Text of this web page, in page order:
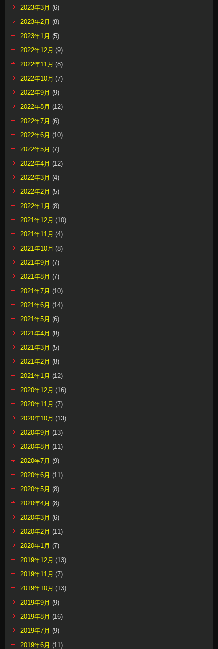
2023年3月 (6)
2023年2月 (8)
2023年1月 (5)
2022年12月 (9)
2022年11月 (8)
2022年10月 (7)
2022年9月 (9)
2022年8月 (12)
2022年7月 (6)
2022年6月 (10)
2022年5月 (7)
2022年4月 (12)
2022年3月 (4)
2022年2月 (5)
2022年1月 (8)
2021年12月 (10)
2021年11月 (4)
2021年10月 (8)
2021年9月 (7)
2021年8月 (7)
2021年7月 (10)
2021年6月 (14)
2021年5月 (6)
2021年4月 (8)
2021年3月 (5)
2021年2月 (8)
2021年1月 (12)
2020年12月 (16)
2020年11月 (7)
2020年10月 (13)
2020年9月 (13)
2020年8月 (11)
2020年7月 (9)
2020年6月 (11)
2020年5月 (8)
2020年4月 (8)
2020年3月 (6)
2020年2月 (11)
2020年1月 (7)
2019年12月 (13)
2019年11月 (7)
2019年10月 (13)
2019年9月 (9)
2019年8月 (16)
2019年7月 (9)
2019年6月 (11)